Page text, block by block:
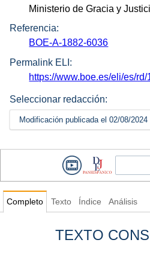
Ministerio de Gracia y
Referencia:
BOE-A-1882-6036
Permalink ELI:
https://www.boe.es/eli/es/
Seleccionar redacción:
Modificación publicada el 02/08/2024
Completo Texto Índice Análisis
TEXTO